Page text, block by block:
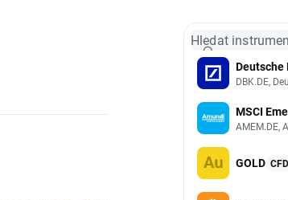
Hledat
Deutsche
DBK.DE,
MSCI
GOLD CFD